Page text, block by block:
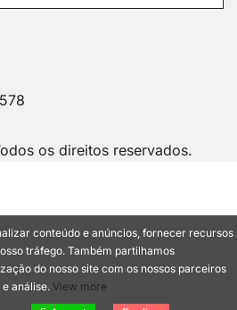
os direitos reservados.
conteúdo e anúncios, fornecer recursos
tráfego. Também partilhamos
do nosso site com os nossos parceiros
análise. View more